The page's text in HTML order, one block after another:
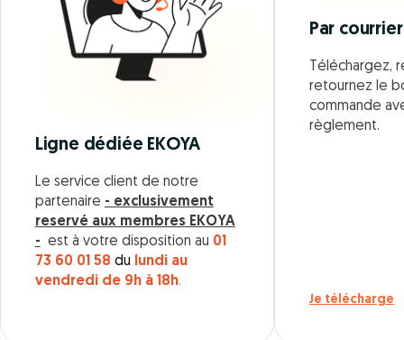
Ligne dédiée EKOYA
Le service client de notre
partenaire - exclusivement
reservé aux membres EKOYA
- est à votre disposition au 01
73 60 01 58 du
lundi au
vendredi de 9h à 18h.
Par courrier
Téléchargez,
retournez le
commande
règlement.
Je télécharge